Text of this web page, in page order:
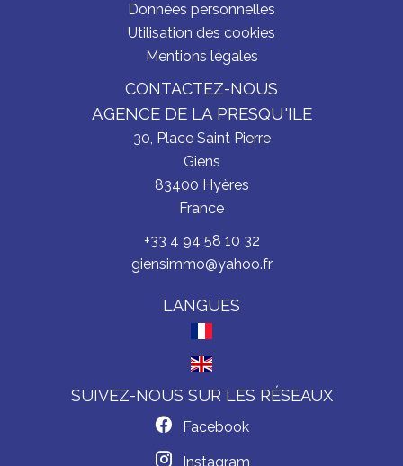
Données personnelles
Utilisation des cookies
Mentions légales
CONTACTEZ-NOUS
AGENCE DE LA PRESQU'ILE
30, Place Saint Pierre
Giens
83400 Hyères
France
+33 4 94 58 10 32
giensimmo@yahoo.fr
LANGUES
SUIVEZ-NOUS SUR LES RÉSEAUX
Facebook
Instagram